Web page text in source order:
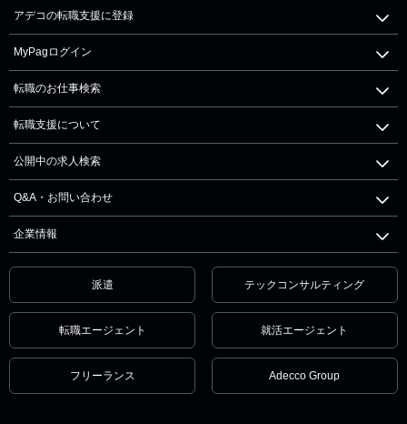
アデコの転職支援に登録
MyPagログイン
転職のお仕事検索
転職支援について
公開中の求人検索
Q&A・お問い合わせ
企業情報
派遣 テックコンサルティング
転職エージェント 就活エージェント
フリーランス Adecco Group